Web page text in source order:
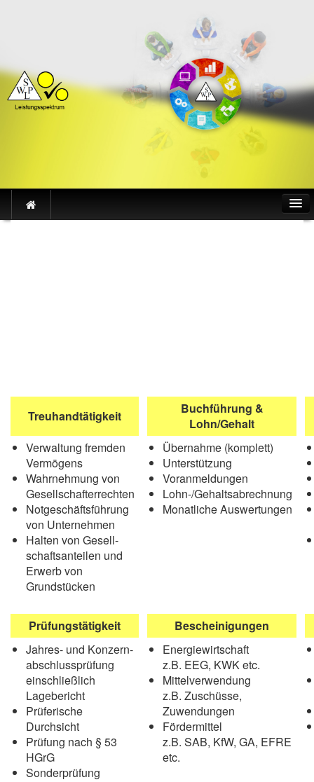
Aktuelles
Treuhandtätigkeit
Buchführung &
Lohn/Gehalt
Verwaltung fremden
Vermögens
Wahrnehmung von
Gesellschafterrechten
Notgeschäftsführung
von Unternehmen
Halten von Gesell-
schaftsanteilen und
Erwerb von
Grundstücken
Übernahme (komplett)
Unterstützung
Voranmeldungen
Lohn-/Gehaltsabrechnung
Monatliche Auswertungen
Prüfungstätigkeit
Bescheinigungen
Jahres- und Konzern-
abschlussprüfung
einschließlich
Lagebericht
Prüferische
Durchsicht
Prüfung nach § 53
HGrG
Sonderprüfung
Energiewirtschaft
z.B. EEG, KWK etc.
Mittelverwendung
z.B. Zuschüsse,
Zuwendungen
Fördermittel
z.B. SAB, KfW, GA, EFRE
etc.